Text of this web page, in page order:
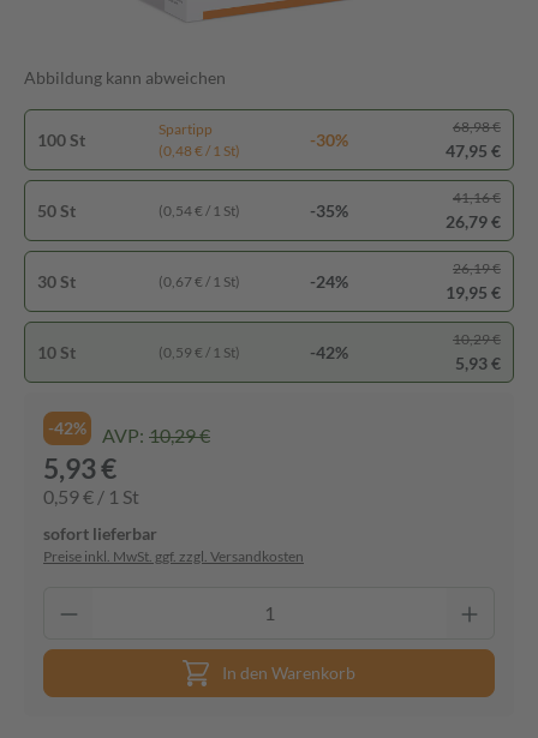
Abbildung kann abweichen
100 St
Spartipp
(0,48 € / 1 St)
-30%
68,98 €
47,95 €
50 St (0,54 € / 1 St) -35%
41,16 €
26,79 €
30 St (0,67 € / 1 St) -24%
26,19 €
19,95 €
10 St (0,59 € / 1 St) -42%
10,29 €
5,93 €
-42% AVP: 10,29 €
5,93 €
0,59 € / 1 St
sofort lieferbar
Preise inkl. MwSt. ggf. zzgl. Versandkosten
In den Warenkorb